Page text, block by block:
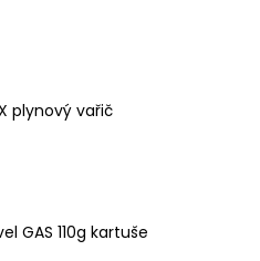
plynový vařič
GAS 110g kartuše